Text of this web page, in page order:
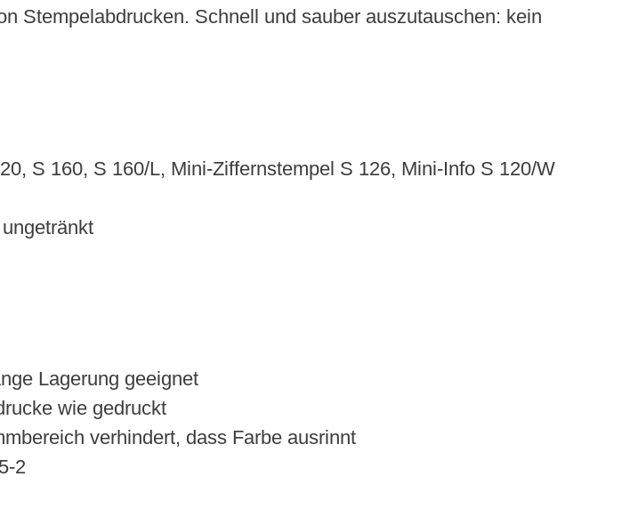
Stempelabdrucken. Schnell und sauber auszutauschen: kein
S 160, S 160/L, Mini-Ziffernstempel S 126, Mini-Info S 120/W
Lagerung geeignet
wie gedruckt
verhindert, dass Farbe ausrinnt
2